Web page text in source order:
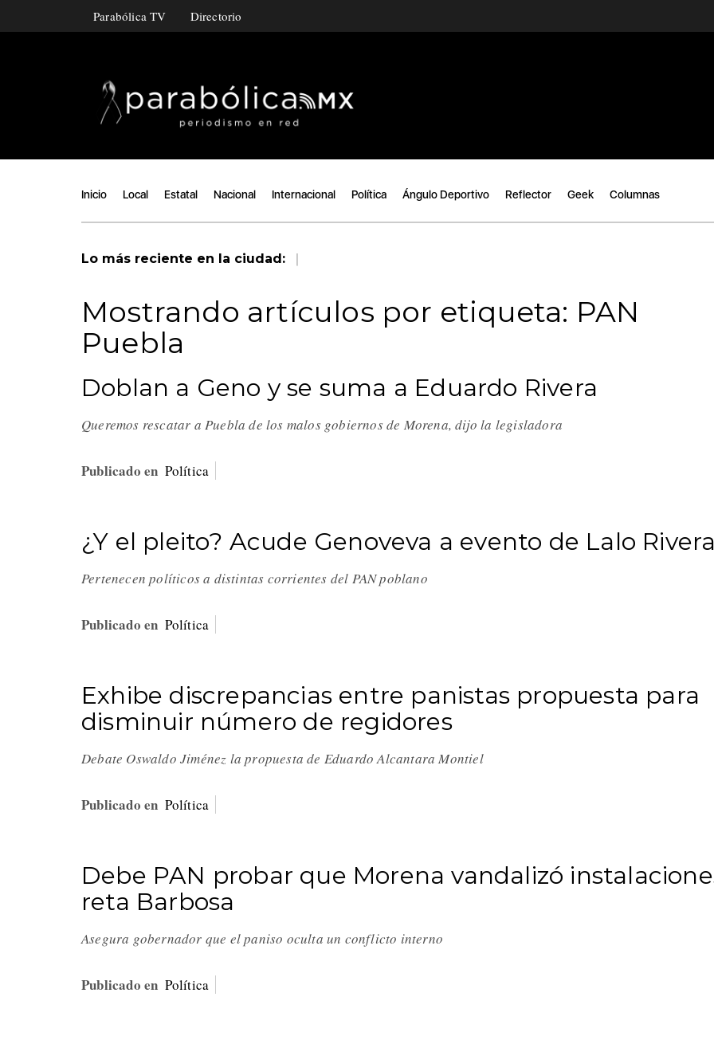
Parabólica TV Directorio
Inicio Local Estatal Nacional Internacional Política Ángulo Deportivo Reflector Geek Columnas
Lo más reciente en la ciudad: |
Mostrando artículos por etiqueta: PAN
Puebla
Doblan a Geno y se suma a Eduardo Rivera
Queremos rescatar a Puebla de los malos gobiernos de Morena, dijo la legisladora
Publicado en Política
¿Y el pleito? Acude Genoveva a evento de Lalo
Pertenecen políticos a distintas corrientes del PAN poblano
Publicado en Política
Exhibe discrepancias entre panistas propuesta para
disminuir número de regidores
Debate Oswaldo Jiménez la propuesta de Eduardo Alcantara Montiel
Publicado en Política
Debe PAN probar que Morena vandalizó
reta Barbosa
Asegura gobernador que el paniso oculta un conflicto interno
Publicado en Política